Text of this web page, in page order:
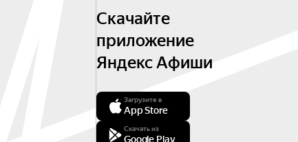
Скачайте
приложение
Яндекс Афиши
Загрузите в
App Store
Скачать из
Google Play